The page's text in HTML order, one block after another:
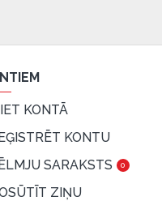
KONTĀ
KONTU
SARAKSTS
0
ZIŅU